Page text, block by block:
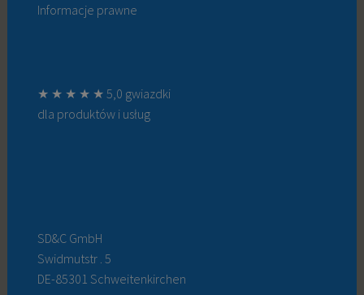
Informacje prawne
★ ★ ★ ★ ★ 5,0 gwiazdki
dla produktów i usług
SD&C GmbH
Swidmutstr . 5
DE-85301 Schweitenkirchen